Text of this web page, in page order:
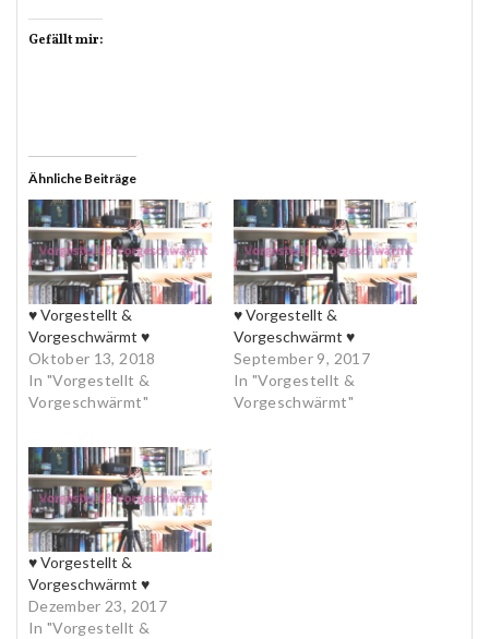
Gefällt mir:
Ähnliche Beiträge
♥ Vorgestellt &
Vorgeschwärmt ♥
Oktober 13, 2018
In "Vorgestellt &
Vorgeschwärmt"
♥ Vorgestellt &
Vorgeschwärmt ♥
September 9, 2017
In "Vorgestellt &
Vorgeschwärmt"
♥ Vorgestellt &
Vorgeschwärmt ♥
Dezember 23, 2017
In "Vorgestellt &